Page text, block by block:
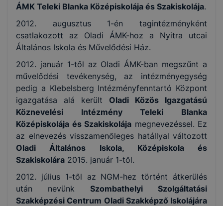
ÁMK Teleki Blanka Középiskolája és Szakiskolája.
2012. augusztus 1-én tagintézményként
csatlakozott az Oladi ÁMK-hoz a Nyitra utcai
Általános Iskola és Művelődési Ház.
2012. január 1-től az Oladi ÁMK-ban megszűnt a
művelődési tevékenység, az intézményegység
pedig a Klebelsberg Intézményfenntartó Központ
igazgatása alá került Oladi Közös Igazgatású
Köznevelési Intézmény Teleki Blanka
Középiskolája és Szakiskolája megnevezéssel. Ez
az elnevezés visszamenőleges hatállyal változott
Oladi Általános Iskola, Középiskola és
Szakiskolára 2015. január 1-től.
2012. július 1-től az NGM-hez történt átkerülés
után nevünk Szombathelyi Szolgáltatási
Szakképzési Centrum Oladi Szakképző Iskolájára